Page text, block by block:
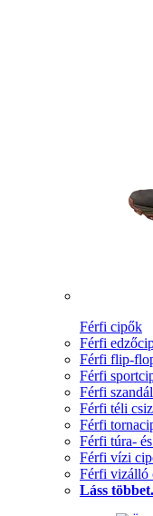
Férfi cipők
Férfi
Férfi flip-
Férfi
Férfi
Férfi téli
Férfi
Férfi túra-
Férfi vízi
Férfi vizálló
Láss